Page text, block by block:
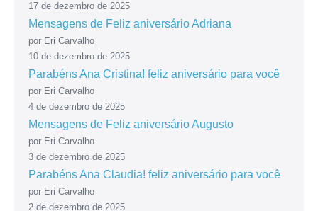
17 de dezembro de 2025
Mensagens de Feliz aniversário Adriana
por Eri Carvalho
10 de dezembro de 2025
Parabéns Ana Cristina! feliz aniversário para você
por Eri Carvalho
4 de dezembro de 2025
Mensagens de Feliz aniversário Augusto
por Eri Carvalho
3 de dezembro de 2025
Parabéns Ana Claudia! feliz aniversário para você
por Eri Carvalho
2 de dezembro de 2025